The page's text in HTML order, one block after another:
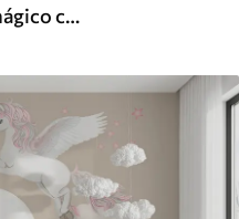
Unicornios en un bosque mágico con animales